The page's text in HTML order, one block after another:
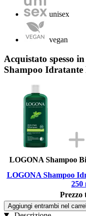
unisex
vegan
Acquistato spesso
Shampoo Idratante
LOGONA Shampoo
LOGONA Shampoo
250
Prezzo
Aggiungi entrambi nel